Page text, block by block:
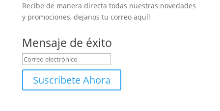
Recibe de manera directa todas nuestras novedades
y promociones, dejanos tu correo aquí!
Mensaje de éxito
Suscribete Ahora